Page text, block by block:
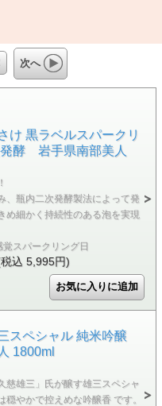
次へ
け 黒ラベルスパークリ
酵 岩手県南部美人
、瓶内二次発酵製法によって発
め細かく持続性のある泡を実現
覚スパークリング日
込 5,995円)
スペシャル 純米吟醸
1800ml
慈雄三」氏が醸す雄三スペシャ
穏やかで控えめな吟醸香 です。